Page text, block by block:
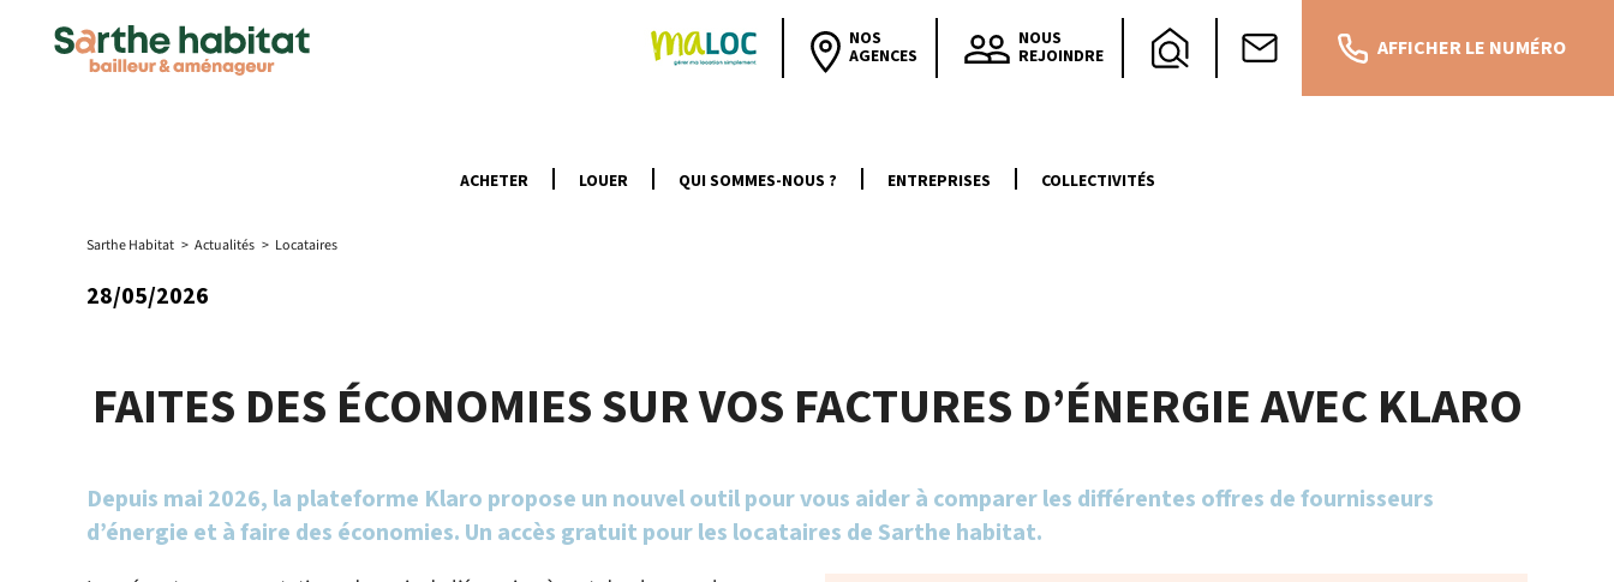
NOS
AGENCES
NOUS
REJOINDRE AFFICHER LE NUMÉRO
ACHETER LOUER QUI SOMMES-NOUS ? ENTREPRISES COLLECTIVITÉS
Sarthe Habitat > Actualités > Locataires
28/05/2026
FAITES DES ÉCONOMIES SUR VOS FACTURES D’ÉNERGIE AVEC KLARO
Depuis mai 2026, la plateforme Klaro propose un nouvel outil pour vous aider à comparer les différentes offres de fournisseurs
d’énergie et à faire des économies. Un accès gratuit pour les locataires de Sarthe habitat.